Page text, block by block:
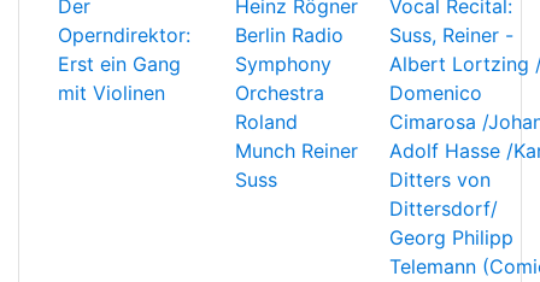
Der
Operndirektor:
Erst ein Gang
mit Violinen
Heinz Rögner
Berlin Radio
Symphony
Orchestra
Roland
Munch Reiner
Suss
Vocal Recital:
Suss, Reiner -
Albert Lortzing
Domenico
Cimarosa /
Adolf Hasse /
Ditters von
Dittersdorf/
Georg Philipp
Telemann